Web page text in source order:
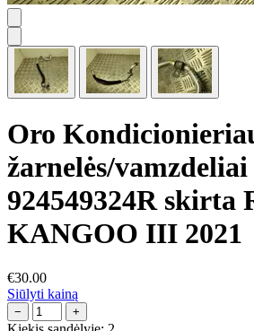
Oro
žarnelės/vamzdeliai
924549324R skirta
KANGOO III 2021
€30.00
Siūlyti kainą
− +